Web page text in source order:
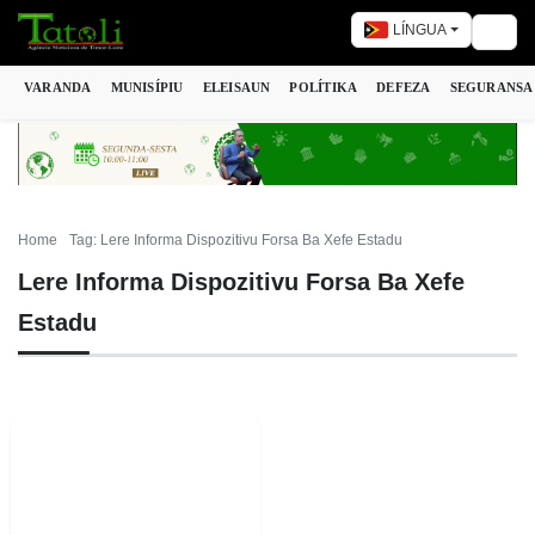
LÍNGUA
VARANDA MUNISÍPIU ELEISAUN POLÍTIKA DEFEZA SEGURANSA
Home Tag: Lere Informa Dispozitivu Forsa Ba Xefe Estadu
Lere Informa Dispozitivu Forsa Ba Xefe
Estadu